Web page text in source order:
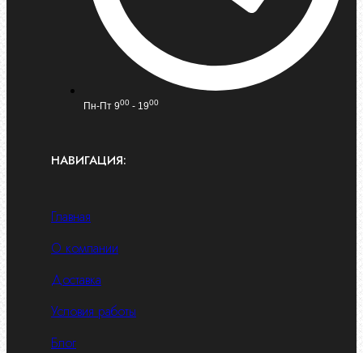
Пн-Пт 900 - 1900
НАВИГАЦИЯ:
Главная
О компании
Доставка
Условия работы
Блог